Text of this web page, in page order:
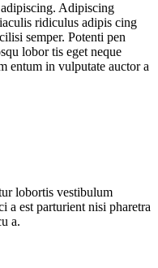
Adipiscing
ridiculus adipis cing
semper. Potenti pen
lobor tis eget neque
entum in vulputate auctor a
lobortis vestibulum
a est parturient nisi pharetra
a.